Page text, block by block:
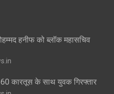
हनीफ को ब्लॉक महासचिव
कारतूस के साथ युवक गिरफ्तार